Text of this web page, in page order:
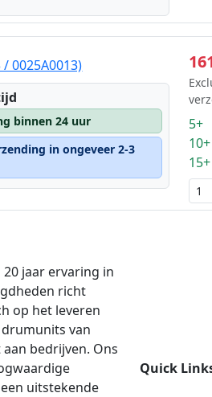
0025A0013)
binnen 24 uur
in ongeveer 2-3
5+
jaar ervaring in
richt
op het leveren
van
bedrijven. Ons
uitstekende
Quick